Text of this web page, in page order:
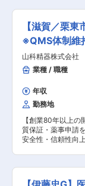
ーカー様と事業共
品の新たな市場開
面からパッケージ
テムで商品の付加
として「自然との
性・差リサイクル
参拝削減・リサイ
す。当社は、地球
い、共存型企業を目指
の特徴： ・研究〜
生産体制 ・国内
定化技術 ・OEM
品の企画を提案す
る、Regulatory
ドと共に規制を含
業戦略に沿った登
（HC）申請の実
発揮・拡大にあた
体的に推進できる
規制に一定の理解
実務やRA機能を
ーバルな活動にも
る方が必要です。
ット長を担える方の
内容 (1)事業サイ
事業戦略の立案 ・
を生む規制シナリ
レーム（HC）登
び実務 ・登録・ヘ
応、効果的な渉外活動 ■組織 ヘルスサ
【滋賀／栗
※QMS体制維
山科精器株式会社
業種 / 職種
年収
勤務地
【創業80年以上
質保証・薬事申請
安全性・信頼性向
請業務を中心に、
献いただきます。